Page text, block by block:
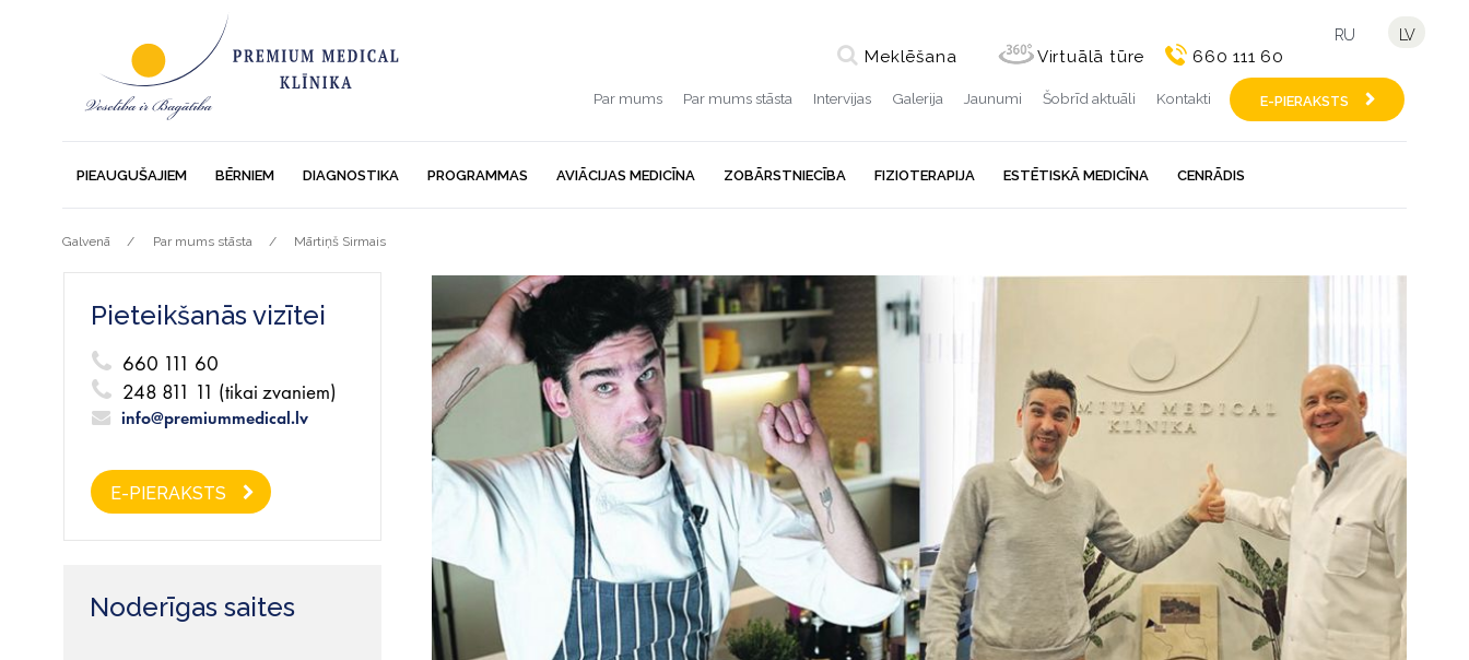
Meklēšana Virtuālā tūre 660 111 60
RU LV
Par mums Par mums stāsta Intervijas Galerija Jaunumi Šobrīd aktuāli Kontakti E-PIERAKSTS
PIEAUGUŠAJIEM BĒRNIEM DIAGNOSTIKA PROGRAMMAS AVIĀCIJAS MEDICĪNA ZOBĀRSTNIECĪBA FIZIOTERAPIJA ESTĒTISKĀ MEDICĪNA CENRĀDIS
Galvenā Par mums stāsta Mārtiņš Sirmais
Pieteikšanās vizītei
660 111 60
248 811 11 (tikai zvaniem)
info@premiummedical.lv
E-PIERAKSTS
Noderīgas saites